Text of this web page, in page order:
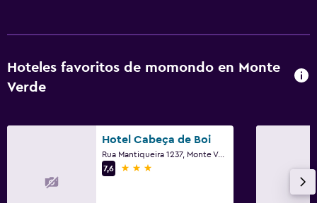
Hoteles favoritos de momondo en Monte
Verde
Hotel Cabeça de Boi
Rua Mantiqueira 1237, Monte Verde
7,6
3 estrellas